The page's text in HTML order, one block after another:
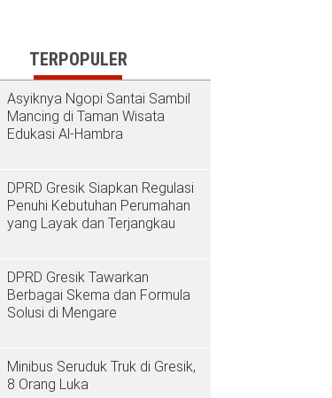
TERPOPULER
Asyiknya Ngopi Santai Sambil
Mancing di Taman Wisata
Edukasi Al-Hambra
DPRD Gresik Siapkan Regulasi
Penuhi Kebutuhan Perumahan
yang Layak dan Terjangkau
DPRD Gresik Tawarkan
Berbagai Skema dan Formula
Solusi di Mengare
Minibus Seruduk Truk di Gresik,
8 Orang Luka